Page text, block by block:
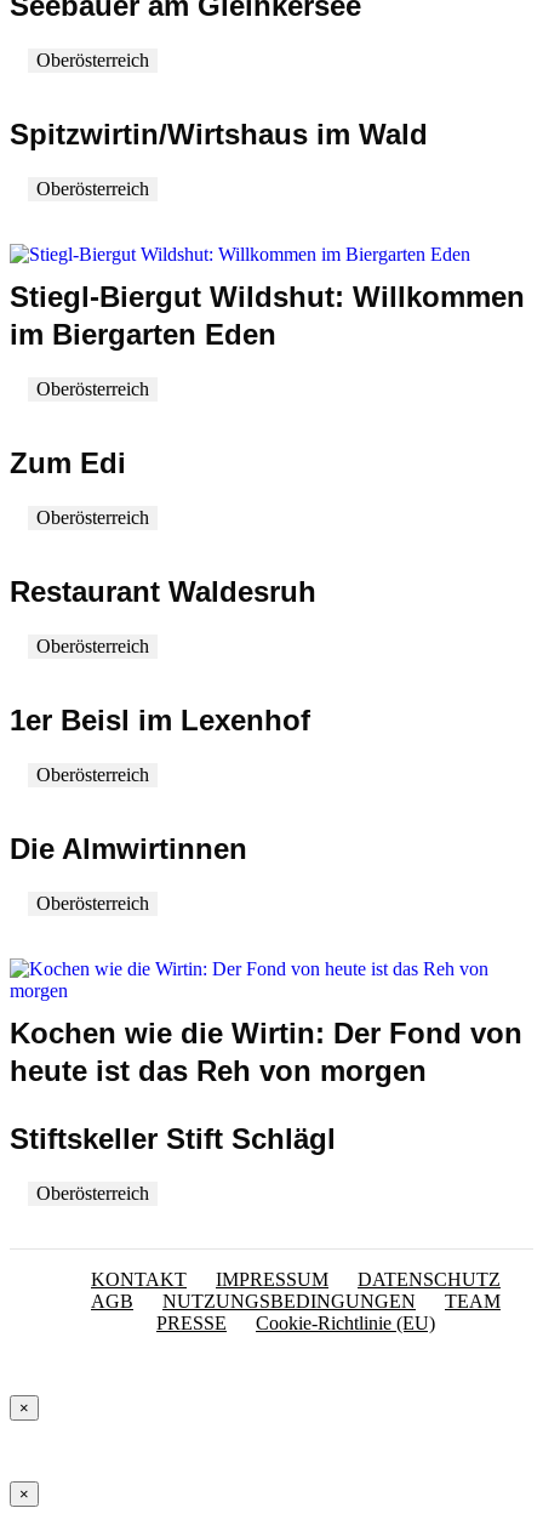
Oberösterreich
Spitzwirtin/Wirtshaus im Wald
Oberösterreich
Stiegl-Biergut Wildshut: Willkommen
im Biergarten Eden
Oberösterreich
Zum Edi
Oberösterreich
Restaurant Waldesruh
Oberösterreich
1er Beisl im Lexenhof
Oberösterreich
Die Almwirtinnen
Oberösterreich
Kochen wie die Wirtin: Der Fond von
heute ist das Reh von morgen
Stiftskeller Stift Schlägl
Oberösterreich
KONTAKT IMPRESSUM
DATENSCHUTZ
AGB
NUTZUNGSBEDINGUNGEN
TEAM
PRESSE
Cookie-Richtlinie (EU)
×
×